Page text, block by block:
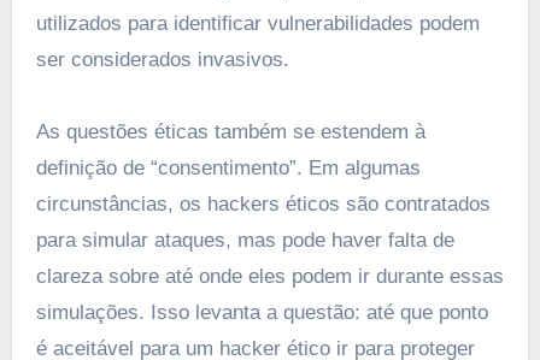
utilizados para identificar vulnerabilidades podem
ser considerados invasivos.
As questões éticas também se estendem à
definição de “consentimento”. Em algumas
circunstâncias, os hackers éticos são contratados
para simular ataques, mas pode haver falta de
clareza sobre até onde eles podem ir durante essas
simulações. Isso levanta a questão: até que ponto
é aceitável para um hacker ético ir para proteger